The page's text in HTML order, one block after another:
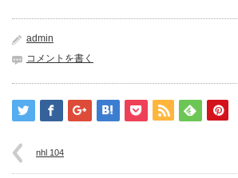
admin
コメントを書く
nhl 104